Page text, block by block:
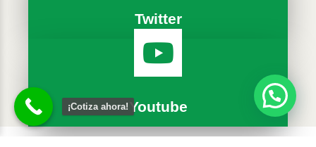
Twitter
Youtube
¡Cotiza ahora!